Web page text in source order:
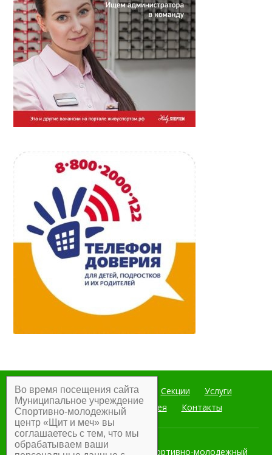
Главная Мероприятия Секции
Услуги
Документы
Фотогалерея Контакты
Муниципальное учреждение Спортивно-молодежный
Во время посещения сайта
Муниципальное учреждение
Спортивно-молодежный
центр «Щит и меч» вы
соглашаетесь с тем, что мы
обрабатываем ваши